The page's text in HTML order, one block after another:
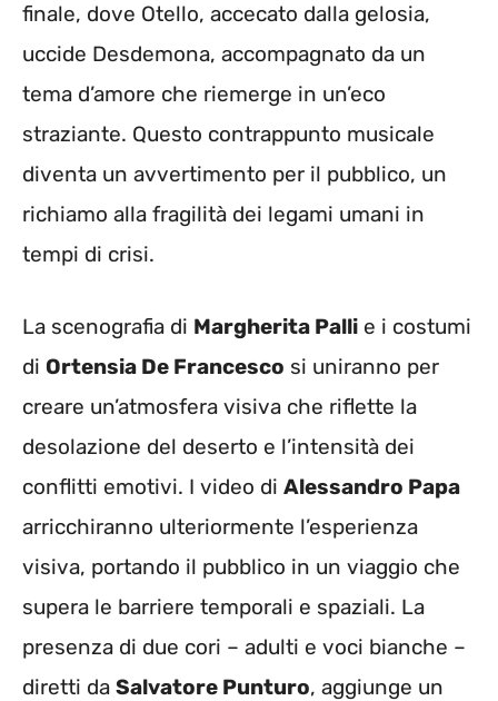
finale, dove Otello, accecato dalla gelosia,
uccide Desdemona, accompagnato da un
tema d’amore che riemerge in un’eco
straziante. Questo contrappunto musicale
diventa un avvertimento per il pubblico, un
richiamo alla fragilità dei legami umani in
tempi di crisi.
La scenografia di Margherita Palli e i costumi
di Ortensia De Francesco si uniranno per
creare un’atmosfera visiva che riflette la
desolazione del deserto e l’intensità dei
conflitti emotivi. I video di Alessandro Papa
arricchiranno ulteriormente l’esperienza
visiva, portando il pubblico in un viaggio che
supera le barriere temporali e spaziali. La
presenza di due cori – adulti e voci bianche –
diretti da Salvatore Punturo, aggiunge un